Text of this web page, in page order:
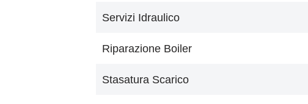
Servizi Idraulico
Riparazione Boiler
Stasatura Scarico